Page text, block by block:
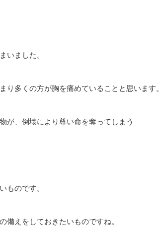
いました。
多くの方が胸を痛めていることと思います。
が、倒壊により尊い命を奪ってしまう
ものです。
備えをしておきたいものですね。